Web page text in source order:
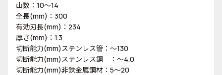
山数：10～14
全長(mm)：300
有効刃長(mm)：234
厚さ(mm)：1.3
切断能力(mm)ステンレス管：～130
切断能力(mm)ステンレス鋼 ：～4.0
切断能力(mm)非鉄金属鋼材：5～20